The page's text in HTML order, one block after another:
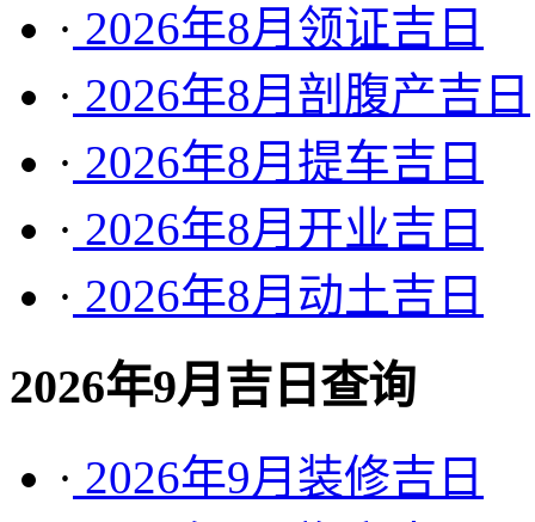
· 2026年8月领证吉日
· 2026年8月剖腹产吉日
· 2026年8月提车吉日
· 2026年8月开业吉日
· 2026年8月动土吉日
2026年9月吉日查询
· 2026年9月装修吉日